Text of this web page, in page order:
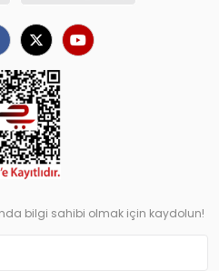
bilgi sahibi olmak için kaydolun!